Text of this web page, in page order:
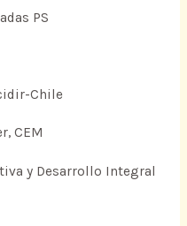
PS
Chile
CEM
y Desarrollo Integral